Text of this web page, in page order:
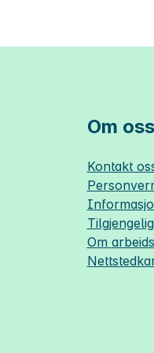
Om oss
Kontakt
Om